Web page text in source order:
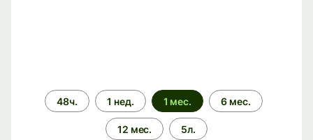
Период
времени
48ч. 1 нед. 1 мес. 6 мес.
12 мес. 5л.